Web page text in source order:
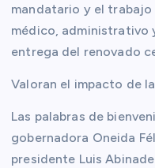
mandatario y el
médico, administrativo
entrega del renovado
Valoran el impacto de
Las palabras de
gobernadora Oneida
presidente Luis